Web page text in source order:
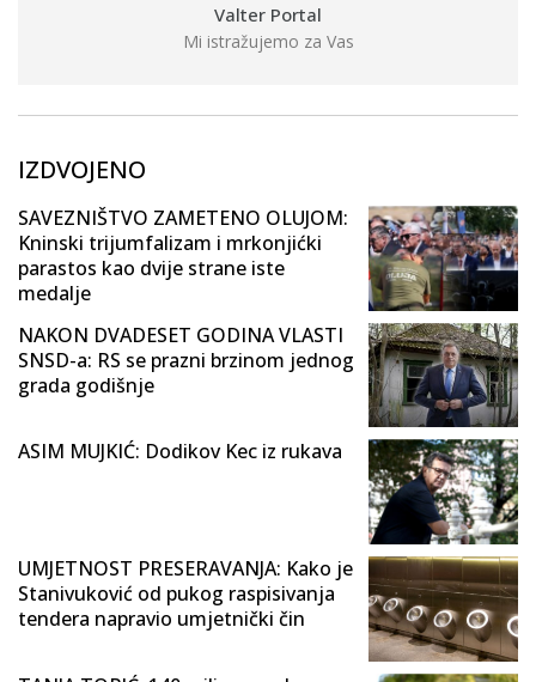
Valter Portal
Mi istražujemo za Vas
IZDVOJENO
SAVEZNIŠTVO ZAMETENO OLUJOM:
Kninski trijumfalizam i mrkonjićki
parastos kao dvije strane iste
medalje
NAKON DVADESET GODINA VLASTI
SNSD-a: RS se prazni brzinom jednog
grada godišnje
ASIM MUJKIĆ: Dodikov Kec iz rukava
UMJETNOST PRESERAVANJA: Kako je
Stanivuković od pukog raspisivanja
tendera napravio umjetnički čin